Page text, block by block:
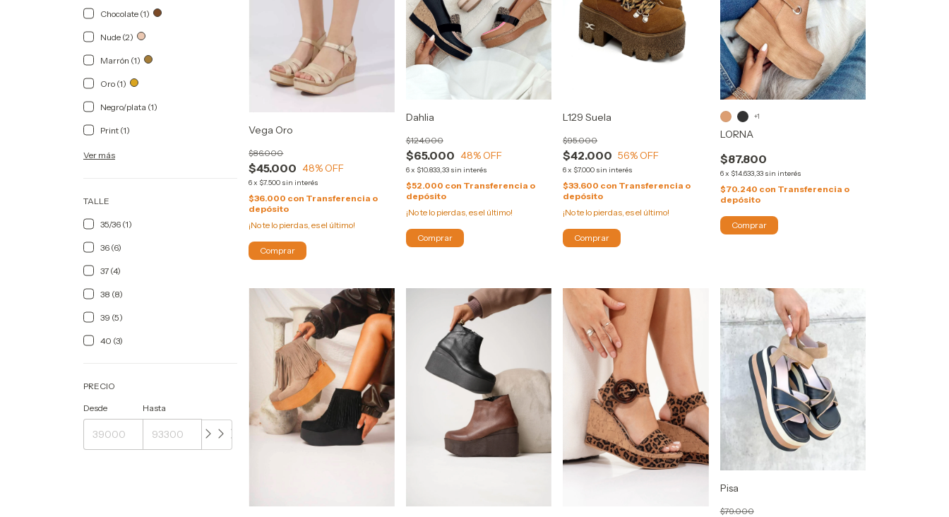
Chocolate (1)
Nude (2)
Marrón (1)
Oro (1)
Negro/plata (1)
Print (1)
Ver más
TALLE
35/36 (1)
36 (6)
37 (4)
38 (8)
39 (5)
40 (3)
PRECIO
Desde Hasta
Vega Oro
$45.000
$86.000
48% OFF
6x $7.500 sin interés
$36.000 con Transferencia o
depósito
¡No te lo pierdas, es el último!
Comprar
Dahlia
$65.000
$124.000
48% OFF
6x $10.833,33 sin interés
$52.000 con Transferencia o
depósito
¡No te lo pierdas, es el último!
Comprar
L129 Suela
$42.000
$95.000
56% OFF
6x $7.000 sin interés
$33.600 con Transferencia o
depósito
¡No te lo pierdas, es el último!
Comprar
LORNA
$87.800
6x $14.633,33 sin interés
$70.240 con Transferencia o
depósito
+1
Comprar
Pisa
$79.000